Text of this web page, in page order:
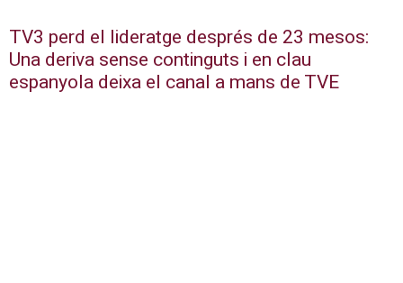
TV3 perd el lideratge després de 23 mesos:
Una deriva sense continguts i en clau
espanyola deixa el canal a mans de TVE